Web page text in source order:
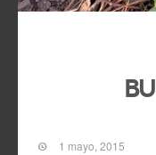
1 mayo, 2015